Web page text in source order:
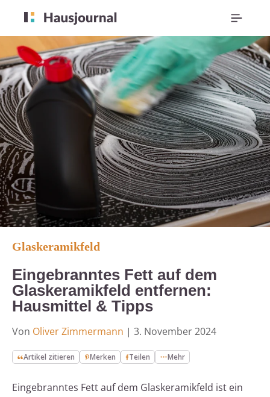
Glaskeramikfeld
Eingebranntes Fett auf dem
Glaskeramikfeld entfernen:
Hausmittel & Tipps
Von Oliver Zimmermann | 3. November 2024
Artikel zitieren Merken Teilen Mehr
Eingebranntes Fett auf dem Glaskeramikfeld ist ein